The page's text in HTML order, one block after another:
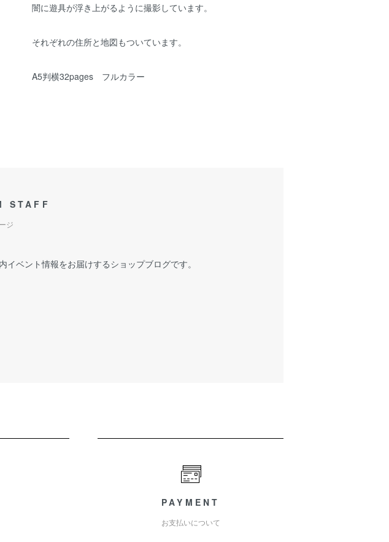
闇に遊具が浮き上がるように撮影しています。
それぞれの住所と地図もついています。
A5判横32pages フルカラー
STAFF
ジ
ベント情報をお届けするショップブログです。
PAYMENT
お支払いについて